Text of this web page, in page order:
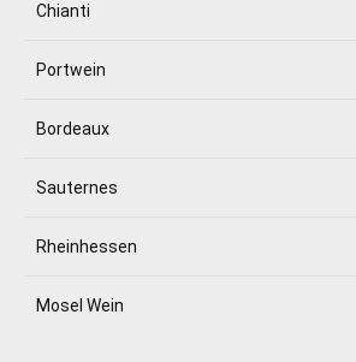
Chianti
Portwein
Bordeaux
Sauternes
Rheinhessen
Mosel Wein